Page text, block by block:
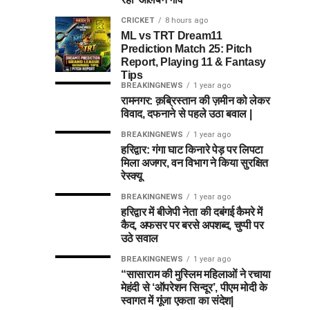
CRICKET 8 hours ago
ML vs TRT Dream11
Prediction Match 25: Pitch
Report, Playing 11 & Fantasy
Tips
BREAKINGNEWS 1 year ago
रामनगर: क़ब्रिस्तान की ज़मीन को लेकर
विवाद, दफनाने से पहले उठा बवाल |
BREAKINGNEWS 1 year ago
हरिद्वार: गंगा घाट किनारे पेड़ पर लिपटा
मिला अजगर, वन विभाग ने किया सुरक्षित
रेस्क्यू
BREAKINGNEWS 1 year ago
हरिद्वार में बीजेपी नेता की दबंगई कैमरे में
कैद, अफसर पर बरसे अपशब्द, चुप्पी पर
उठे सवाल
BREAKINGNEWS 1 year ago
“सासाराम की मुस्लिम महिलाओं ने रचाया
मेहंदी से ‘ऑपरेशन सिन्दूर’, पीएम मोदी के
स्वागत में गूंजा एकता का संदेश|